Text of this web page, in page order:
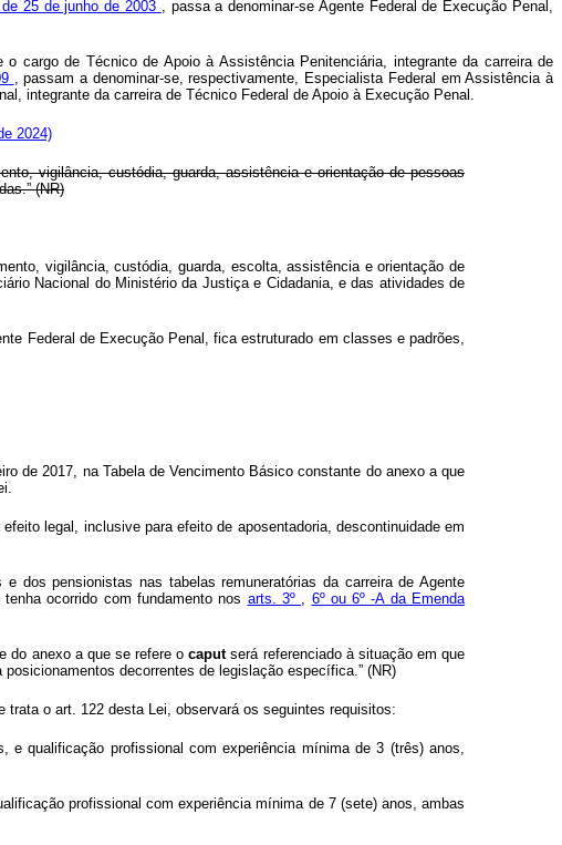
de 25 de junho de 2003 , passa a denominar-se Agente Federal de Execução Penal,
cargo de Técnico de Apoio à Assistência Penitenciária, integrante da carreira de
, passam a denominar-se, respectivamente, Especialista Federal em Assistência à
integrante da carreira de Técnico Federal de Apoio à Execução Penal.
2024)
vigilância, custódia, guarda, assistência e orientação de pessoas
(NR)
vigilância, custódia, guarda, escolta, assistência e orientação de
Nacional do Ministério da Justiça e Cidadania, e das atividades de
Federal de Execução Penal, fica estruturado em classes e padrões,
de 2017, na Tabela de Vencimento Básico constante do anexo a que
legal, inclusive para efeito de aposentadoria, descontinuidade em
e dos pensionistas nas tabelas remuneratórias da carreira de Agente
ocorrido com fundamento nos arts. 3º , 6º ou 6º -A da Emenda
do anexo a que se refere ocaputserá referenciado à situação em que
decorrentes de legislação específica.” (NR)
trata o art. 122 desta Lei, observará os seguintes requisitos:
e qualificação profissional com experiência mínima de 3 (três) anos,
profissional com experiência mínima de 7 (sete) anos, ambas